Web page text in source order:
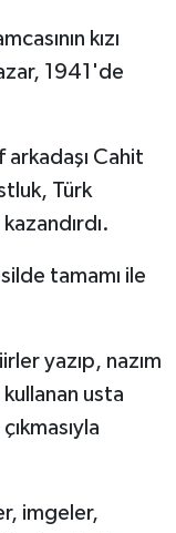
kızı
1941'de
arkadaşı Cahit
Türk
tamamı ile
yazıp, nazım
usta
imgeler,